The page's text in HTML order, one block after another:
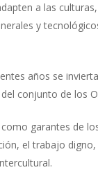
a las
y
años se
conjunto de
garantes de
el trabajo